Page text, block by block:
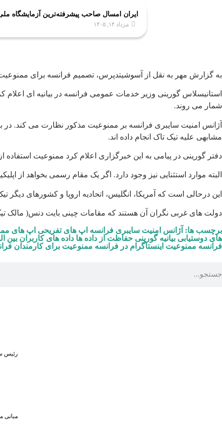
ایران امسال صاحب پیشرفته‌ترین آزمایشگاه
مرداد ۱۴, ۱۴۰۵
به گزارش مهر به نقل از آسوشیتدپرس، تصمیم فرانسه برای
استانیسلاس گورینی وزیر خدمات عمومی فرانسه در بیانیه ای
شمار می روند.
آژانس امنیت سایبری فرانسه بر ممنوعیت مذکور نظارت می کند.
مشابهی علیه تیک تاک انجام داده اند.
دفتر گورینی در پیامی به این خبرگزاری اعلام کرد ممنوعیت استفاده
البته موارد استثنایی نیز وجود دارد. اگر یک مقام رسمی بخواهد از
این درحالی است که آمریکا، انگلیس، اتحادیه اروپا و کشورهای دیگر
دولت های غربی نگران آن هستند که مقامات چینی بایت دنس( مالک تیک
برچسب ها: آژانس امنیت سایبری فرانسه اپ های تفریحی اپ های
های دوستیابی بیانیه گورینی حفاظت از داده ها داده های کاربران بین
فرانسه ممنوعیت اینستاگرام در فرانسه ممنوعیت برای کارمندان
رئیس
مبانی